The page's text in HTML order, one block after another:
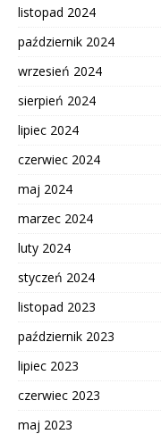
listopad 2024
październik 2024
wrzesień 2024
sierpień 2024
lipiec 2024
czerwiec 2024
maj 2024
marzec 2024
luty 2024
styczeń 2024
listopad 2023
październik 2023
lipiec 2023
czerwiec 2023
maj 2023